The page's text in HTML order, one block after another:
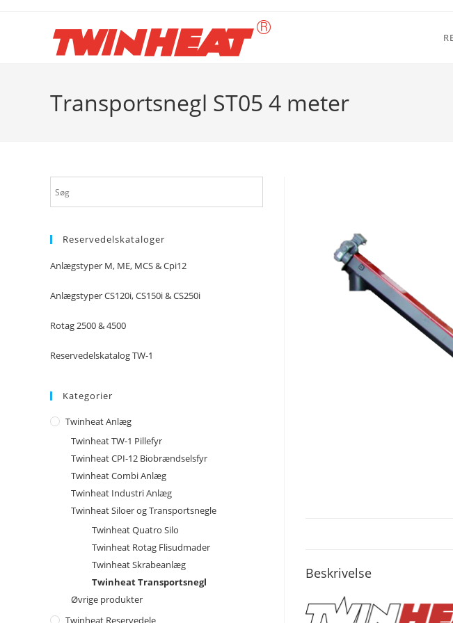
Transportsnegl ST05 4 meter
Beskrivelse
Reservedelskataloger
Anlægstyper M, ME, MCS & Cpi12
Anlægstyper CS120i, CS150i & CS250i
Rotag 2500 & 4500
Reservedelskatalog TW-1
Kategorier
Twinheat Anlæg
Twinheat TW-1 Pillefyr
Twinheat CPI-12 Biobrændselsfyr
Twinheat Combi Anlæg
Twinheat Industri Anlæg
Twinheat Siloer og Transportsnegle
Twinheat Quatro Silo
Twinheat Rotag Flisudmader
Twinheat Skrabeanlæg
Twinheat Transportsnegl
Øvrige produkter
Twinheat Reservedele